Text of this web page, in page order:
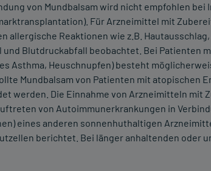
von Mundbalsam wird nicht empfohlen bei
Für Arzneimittel mit
allergische Reaktionen wie z.B.
und Blutdruckabfall beobachtet. Bei Patienten
Asthma, Heuschnupfen) besteht
Mundbalsam von Patienten mit atopischen
werden. Die Einnahme von Arzneimitteln mit
von Autoimmunerkrankungen in
eines anderen sonnenhuthaltigen
berichtet. Bei länger anhaltenden oder